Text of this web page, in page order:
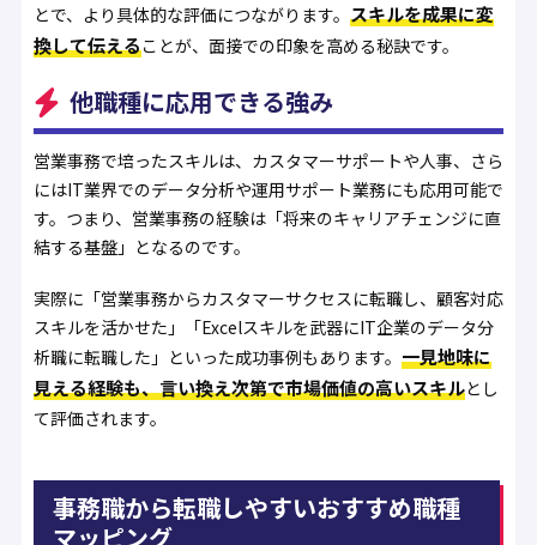
とで、より具体的な評価につながります。 スキルを成果に変
換して伝えることが、面接での印象を高める秘訣です。
他職種に応用できる強み
営業事務で培ったスキルは、カスタマーサポートや人事、さら
にはIT業界でのデータ分析や運用サポート業務にも応用可能で
す。つまり、営業事務の経験は「将来のキャリアチェンジに直
結する基盤」となるのです。
実際に「営業事務からカスタマーサクセスに転職し、顧客対応
スキルを活かせた」「Excelスキルを武器にIT企業のデータ分
析職に転職した」といった成功事例もあります。 一見地味に
見える経験も、言い換え次第で市場価値の高いスキルとし
て評価されます。
事務職から転職しやすいおすすめ職種
マッピング